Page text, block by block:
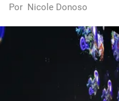
Por Nicole Donoso